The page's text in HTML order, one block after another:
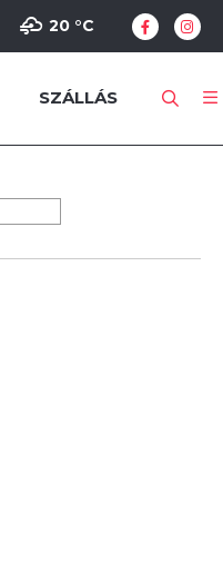
20 °C
SZÁLLÁS